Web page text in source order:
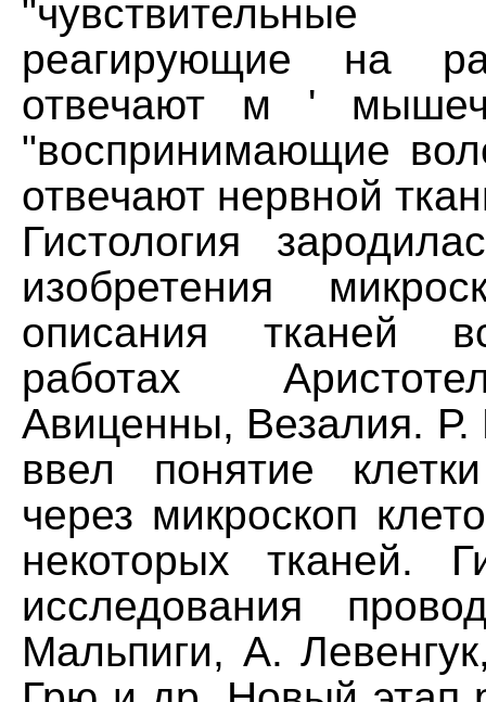
реагирующие на
отвечают м '
"воспринимающие
отвечают нервной
Гистология
изобретения
описания тканей
работах
Авиценны, Везалия. Р.
ввел понятие
через микроскоп
некоторых тканей.
исследования
Мальпиги, А.